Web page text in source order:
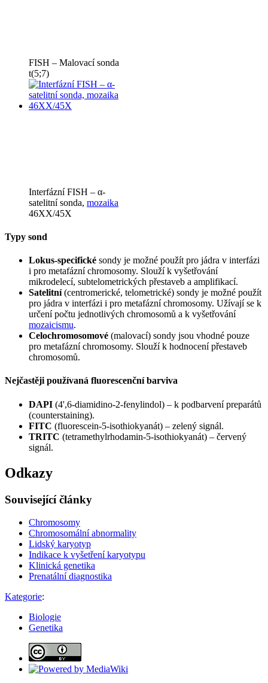
FISH – Malovací sonda
t(5;7)
Interfázní FISH – α-
satelitní sonda, mozaika
46XX/45X
Typy sond
Lokus-specifické sondy je možné použít pro jádra v interfázi
i pro metafázní chromosomy. Slouží k vyšetřování
mikrodelecí, subtelometrických přestaveb a amplifikací.
Satelitní(centromerické, telometrické) sondy je možné použít
pro jádra v interfázi i pro metafázní chromosomy. Užívají se k
určení počtu jednotlivých chromosomů a k vyšetřování
mozaicismu.
Celochromosomové (malovací) sondy jsou vhodné pouze
pro metafázní chromosomy. Slouží k hodnocení přestaveb
chromosomů.
Nejčastěji používaná fluorescenční barviva
DAPI (4',6-diamidino-2-fenylindol) – k podbarvení preparátů
(counterstaining).
FITC (fluorescein-5-isothiokyanát) – zelený signál.
TRITC (tetramethylrhodamin-5-isothiokyanát) – červený
signál.
Odkazy
Související články
Chromosomy
Chromosomální abnormality
Lidský karyotyp
Indikace k vyšetření karyotypu
Klinická genetika
Prenatální diagnostika
Kategorie:
Biologie
Genetika